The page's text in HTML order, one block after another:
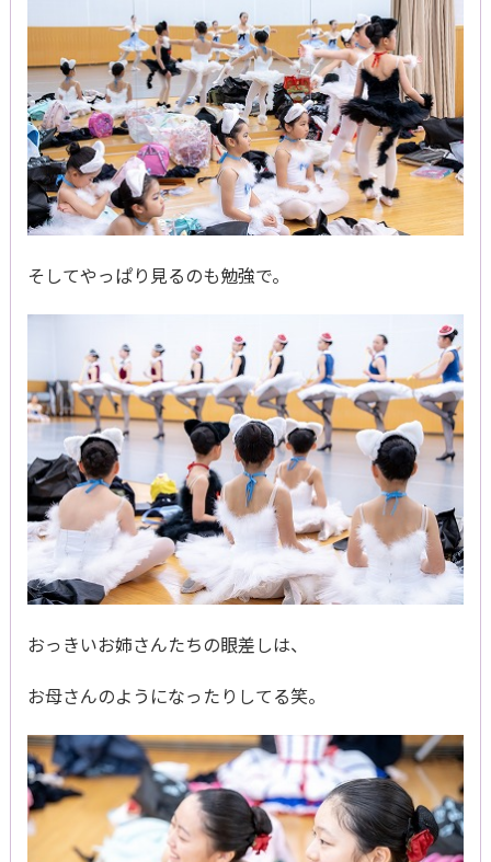
そしてやっぱり見るのも勉強で。
おっきいお姉さんたちの眼差しは、
お母さんのようになったりしてる笑。